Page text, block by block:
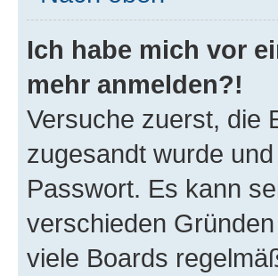
Ich habe mich vor
mehr anmelden?!
Versuche zuerst, die
zugesandt wurde
Passwort. Es kann
verschieden
viele Boards